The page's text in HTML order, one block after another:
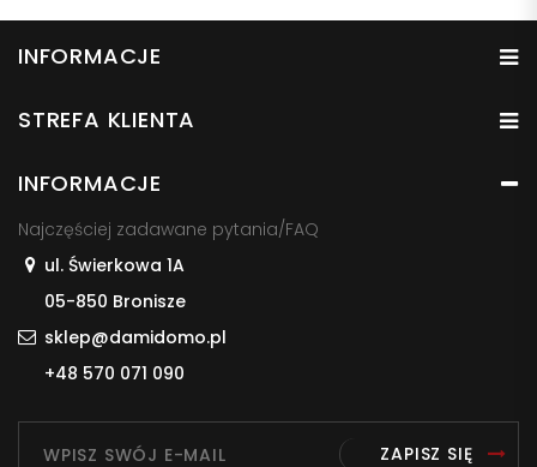
INFORMACJE
STREFA KLIENTA
INFORMACJE
Najczęściej zadawane pytania/FAQ
ul. Świerkowa 1A
05-850 Bronisze
sklep@damidomo.pl
+48 570 071 090
ZAPISZ SIĘ